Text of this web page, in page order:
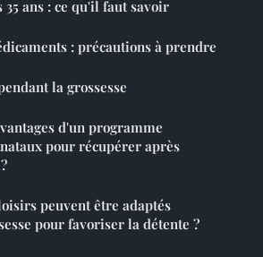
35 ans : ce qu'il faut savoir
: précautions à prendre
la grossesse
d'un programme
pour récupérer après
peuvent être adaptés
pour favoriser la détente ?